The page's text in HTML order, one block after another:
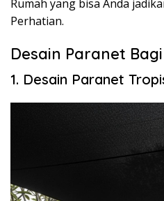
Rumah yang bisa Anda
Perhatian.
Desain Paranet
1. Desain Paranet